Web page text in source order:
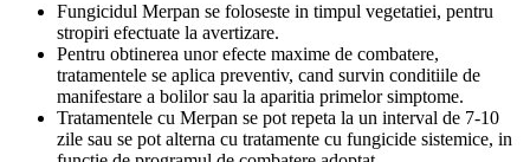
Fungicidul Merpan se foloseste in timpul vegetatiei, pentru
stropiri efectuate la avertizare.
Pentru obtinerea unor efecte maxime de combatere,
tratamentele se aplica preventiv, cand survin conditiile de
manifestare a bolilor sau la aparitia primelor simptome.
Tratamentele cu Merpan se pot repeta la un interval de 7-10
zile sau se pot alterna cu tratamente cu fungicide sistemice, in